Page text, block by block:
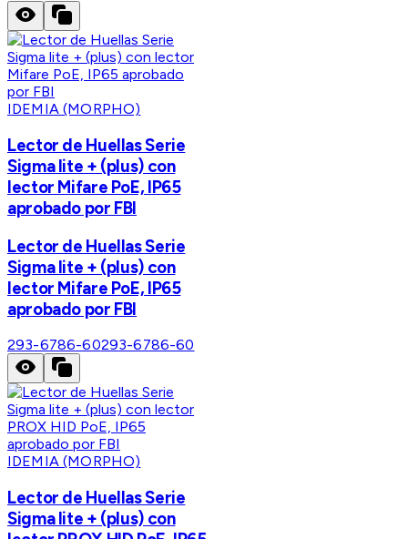
IDEMIA (MORPHO)
Lector de Huellas Serie
Sigma lite + (plus) con
lector Mifare PoE, IP65
aprobado por FBI
Lector de Huellas Serie
Sigma lite + (plus) con
lector Mifare PoE, IP65
aprobado por FBI
293-6786-60293-6786-60
IDEMIA (MORPHO)
Lector de Huellas Serie
Sigma lite + (plus) con